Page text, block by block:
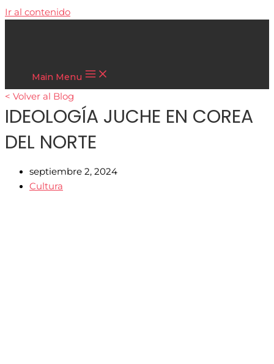
Ir al contenido
Main Menu
< Volver al Blog
IDEOLOGÍA JUCHE EN COREA
DEL NORTE
septiembre 2, 2024
Cultura